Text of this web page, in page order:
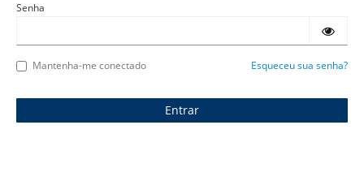
Senha
Mantenha-me conectado Esqueceu sua senha?